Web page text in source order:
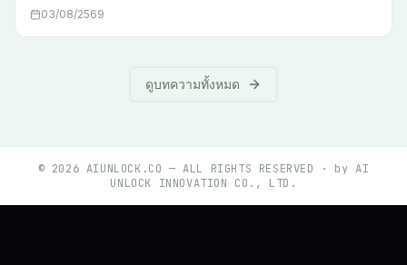
03/08/2569
ดูบทความทั้งหมด
© 2026 AIUNLOCK.CO — ALL RIGHTS RESERVED · by AI
UNLOCK INNOVATION CO., LTD.